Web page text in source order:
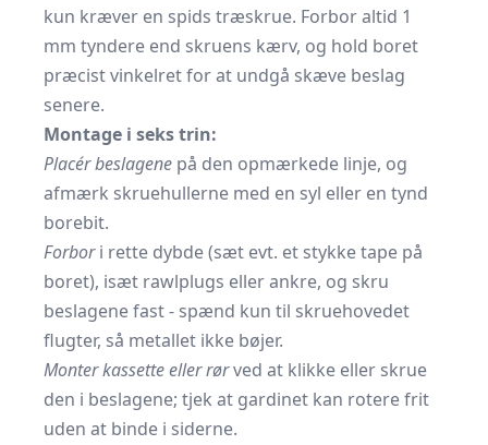
kun kræver en spids træskrue. Forbor altid 1
mm tyndere end skruens kærv, og hold boret
præcist vinkelret for at undgå skæve beslag
senere.
Montage i seks trin:
Placér beslagene på den opmærkede linje, og
afmærk skruehullerne med en syl eller en tynd
borebit.
Forbori rette dybde (sæt evt. et stykke tape på
boret), isæt rawlplugs eller ankre, og skru
beslagene fast - spænd kun til skruehovedet
flugter, så metallet ikke bøjer.
Monter kassette eller rørved at klikke eller skrue
den i beslagene; tjek at gardinet kan rotere frit
uden at binde i siderne.